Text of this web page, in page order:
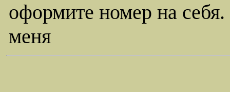
оформите номер на
меня